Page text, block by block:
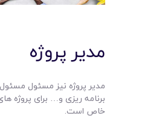
مدیر پروژه
مدیر پروژه نیز مسئول
برنامه ریزی و… برای پروژه
خاص است.